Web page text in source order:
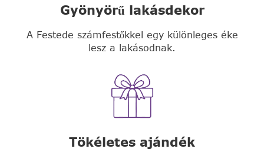
Gyönyörű lakásdekor
A Festede számfestőkkel egy különleges éke
lesz a lakásodnak.
Tökéletes ajándék